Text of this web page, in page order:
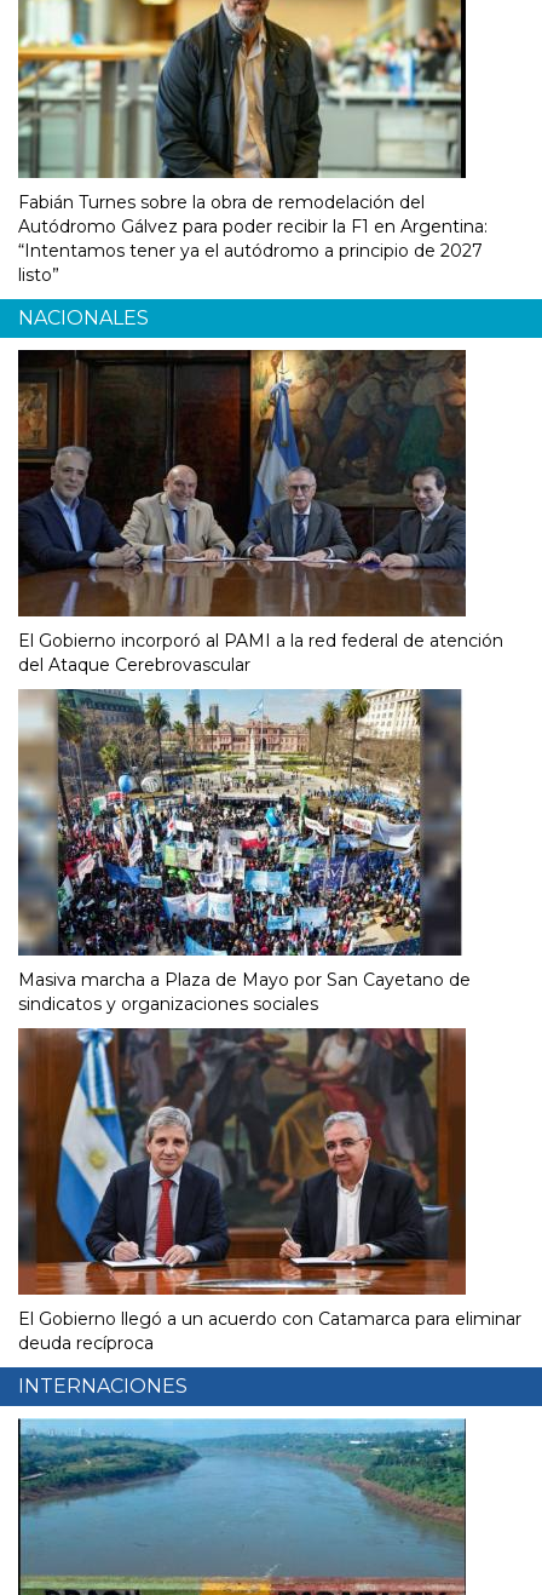
Fabián Turnes sobre la obra de remodelación del
Autódromo Gálvez para poder recibir la F1 en Argentina:
“Intentamos tener ya el autódromo a principio de 2027
listo”
NACIONALES
El Gobierno incorporó al PAMI a la red federal de atención
del Ataque Cerebrovascular
Masiva marcha a Plaza de Mayo por San Cayetano de
sindicatos y organizaciones sociales
El Gobierno llegó a un acuerdo con Catamarca para eliminar
deuda recíproca
INTERNACIONES